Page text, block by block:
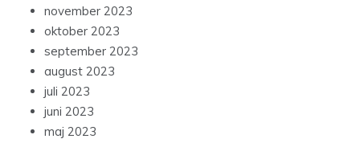
november 2023
oktober 2023
september 2023
august 2023
juli 2023
juni 2023
maj 2023